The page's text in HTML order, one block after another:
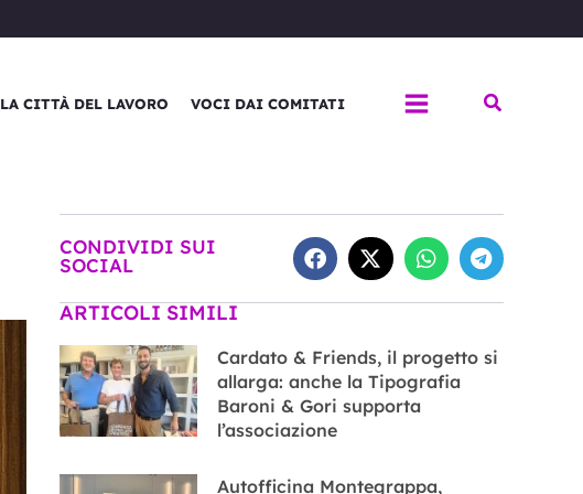
LA CITTÀ DEL LAVORO VOCI DAI COMITATI Cerca
CONDIVIDI SUI
SOCIAL
ARTICOLI SIMILI
Cardato & Friends, il progetto si
allarga: anche la Tipografia
Baroni & Gori supporta
l’associazione
Autofficina Montegrappa,